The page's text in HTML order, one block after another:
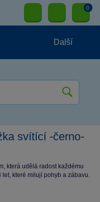
0
Další
svítící -černo-
která udělá radost každému
které milují pohyb a zábavu.